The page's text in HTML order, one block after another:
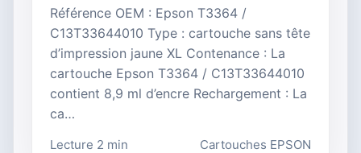
Référence OEM : Epson T3364 /
C13T33644010 Type : cartouche sans tête
d’impression jaune XL Contenance : La
cartouche Epson T3364 / C13T33644010
contient 8,9 ml d’encre Rechargement : La
ca…
Lecture 2 min Cartouches EPSON